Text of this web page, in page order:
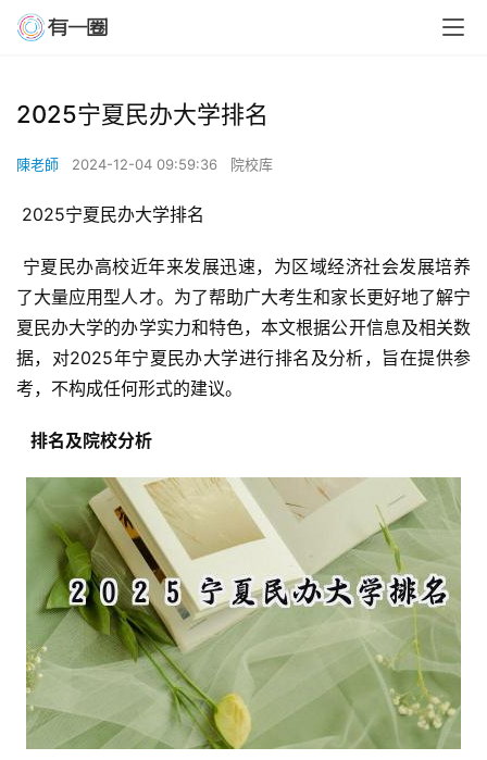
2025宁夏民办大学排名
陳老師 2024-12-04 09:59:36 院校库
2025宁夏民办大学排名
了大量应用型人才。为了帮助广大考生和家长更好地了解宁
夏民办大学的办学实力和特色，本文根据公开信息及相关数
据，对2025年宁夏民办大学进行排名及分析，旨在提供参
考，不构成任何形式的建议。
  排名及院校分析